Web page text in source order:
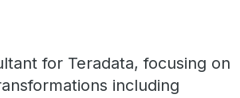
for Teradata, focusing on
including